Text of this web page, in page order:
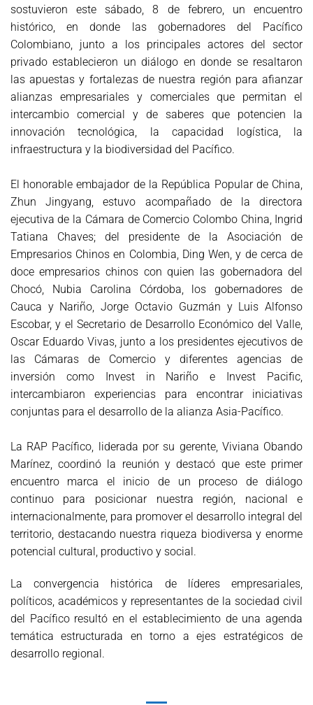
sostuvieron este sábado, 8 de febrero, un encuentro
histórico, en donde las gobernadores del Pacífico
Colombiano, junto a los principales actores del sector
privado establecieron un diálogo en donde se resaltaron
las apuestas y fortalezas de nuestra región para afianzar
alianzas empresariales y comerciales que permitan el
intercambio comercial y de saberes que potencien la
innovación tecnológica, la capacidad logística, la
infraestructura y la biodiversidad del Pacífico.
El honorable embajador de la República Popular de China,
Zhun Jingyang, estuvo acompañado de la directora
ejecutiva de la Cámara de Comercio Colombo China, Ingrid
Tatiana Chaves; del presidente de la Asociación de
Empresarios Chinos en Colombia, Ding Wen, y de cerca de
doce empresarios chinos con quien las gobernadora del
Chocó, Nubia Carolina Córdoba, los gobernadores de
Cauca y Nariño, Jorge Octavio Guzmán y Luis Alfonso
Escobar, y el Secretario de Desarrollo Económico del Valle,
Oscar Eduardo Vivas, junto a los presidentes ejecutivos de
las Cámaras de Comercio y diferentes agencias de
inversión como Invest in Nariño e Invest Pacific,
intercambiaron experiencias para encontrar iniciativas
conjuntas para el desarrollo de la alianza Asia-Pacífico.
La RAP Pacífico, liderada por su gerente, Viviana Obando
Marínez, coordinó la reunión y destacó que este primer
encuentro marca el inicio de un proceso de diálogo
continuo para posicionar nuestra región, nacional e
internacionalmente, para promover el desarrollo integral del
territorio, destacando nuestra riqueza biodiversa y enorme
potencial cultural, productivo y social.
La convergencia histórica de líderes empresariales,
políticos, académicos y representantes de la sociedad civil
del Pacífico resultó en el establecimiento de una agenda
temática estructurada en torno a ejes estratégicos de
desarrollo regional.